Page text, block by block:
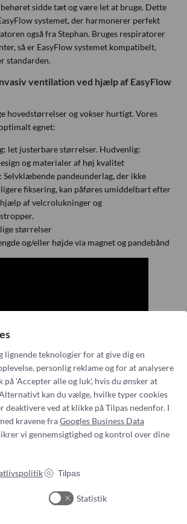
sidde tæt og være let at bruge. Dette
systemet, der harmonerer perfekt
også fra Stephan. Bruges respiratorer
så er EasyFlow systemet kompatibelt,
standarden.
ventilation ved hjælp af EasyFlow
hovedstørrelser og vokser hurtigt. Vores
egnet:
let justerbare størrelser. Hudvenlig:
og materialer af høj kvalitet
Selvklæbende pandeunderlag, der ikke
fiksering, kan påføres umiddelbart efter
af velcrolukninger og
størrelser
og/eller højde via magnet og pandebånd
Om os
lignende teknologier for at give dig en
personlig reklame og for at analysere
'Accepter alle og luk', hvis du ønsker at
kan du vælge, hvilke typer cookies
deaktivere ved at klikke på Tilpas nedenfor. I
kravene fraGoogles Business Data
vi gennemsigtighed og kontrol over dine
Tilpas
Statistik